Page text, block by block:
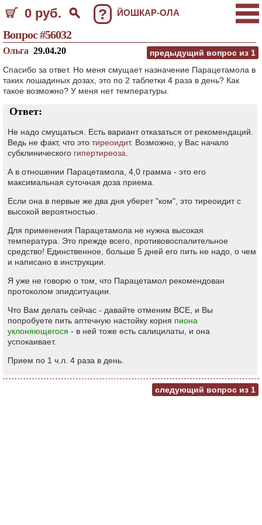
0 руб. ? ЙОШКАР-ОЛА
Вопрос #56032
предыдущий вопрос из 1
Ольга 29.04.20
Спасибо за ответ. Но меня смущает назначение Парацетамола в
таких лошадиных дозах, это по 2 таблетки 4 раза в день? Как
такое возможно? У меня нет температуры.
Ответ:
Не надо смущаться. Есть вариант отказаться от рекомендаций.
Ведь не факт, что это тиреоидит. Возможно, у Вас начало
субклинического гипертиреоза
А в отношении Парацетамола, 4,0 грамма - это его
максимальная суточная доза приема.
Если она в первые же два дня уберет "ком", это тиреоидит с
высокой вероятностью.
Для применения Парацетамола не нужна высокая
температура. Это прежде всего, противовоспалительное
средство! Единственное, больше 5 дней его пить не надо, о чем
и написано в инструкции.
Я уже не говорю о том, что Парацетамол рекомендован
протоколом эпидситуации.
Что Вам делать сейчас - давайте отменим ВСЕ, и Вы
попробуете пить аптечную настойку корня пиона
уклоняющегося - в ней тоже есть салицилаты, и она
успокаивает.
Прием по 1 ч.л. 4 раза в день.
следующий вопрос из 1